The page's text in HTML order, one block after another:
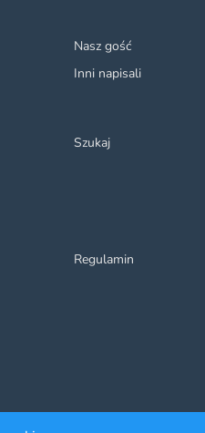
Nasz gość
Inni napisali
Szukaj
Regulamin